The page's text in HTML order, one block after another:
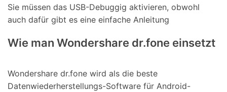
Sie müssen das USB-Debuggig aktivieren, obwohl
auch dafür gibt es eine einfache Anleitung
Wie man Wondershare dr.fone einsetzt
Wondershare dr.fone wird als die beste
Datenwiederherstellungs-Software für Android-